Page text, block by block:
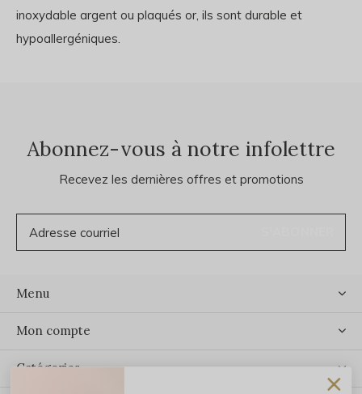
inoxydable argent ou plaqués or, ils sont durable et
hypoallergéniques.
Abonnez-vous à notre infolettre
Recevez les dernières offres et promotions
Menu
Mon compte
Catégories